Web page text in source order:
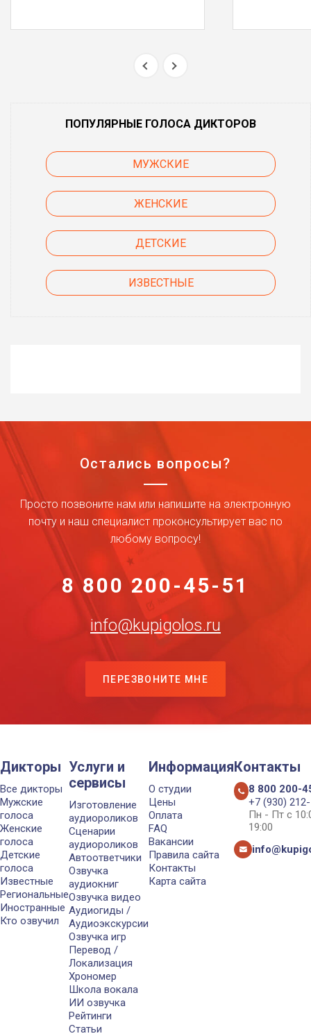
ПОПУЛЯРНЫЕ ГОЛОСА ДИКТОРОВ
МУЖСКИЕ
ЖЕНСКИЕ
ДЕТСКИЕ
ИЗВЕСТНЫЕ
Остались вопросы?
Просто позвоните нам или напишите на электронную
почту и наш специалист проконсультирует вас по
любому вопросу!
8 800 200-45-51
info@kupigolos.ru
ПЕРЕЗВОНИТЕ МНЕ
Дикторы
Все дикторы
Мужские
голоса
Женские
голоса
Детские
голоса
Известные
Региональные
Иностранные
Кто озвучил
Услуги и
сервисы
Изготовление
аудиороликов
Сценарии
аудиороликов
Автоответчики
Озвучка
аудиокниг
Озвучка видео
Аудиогиды /
Аудиоэкскурсии
Озвучка игр
Перевод /
Локализация
Хрономер
Школа вокала
ИИ озвучка
Рейтинги
Статьи
Информация
О студии
Цены
Оплата
FAQ
Вакансии
Правила сайта
Контакты
Карта сайта
Контакты
8 800 200-
+7 (930)
Пн - Пт с
19:00